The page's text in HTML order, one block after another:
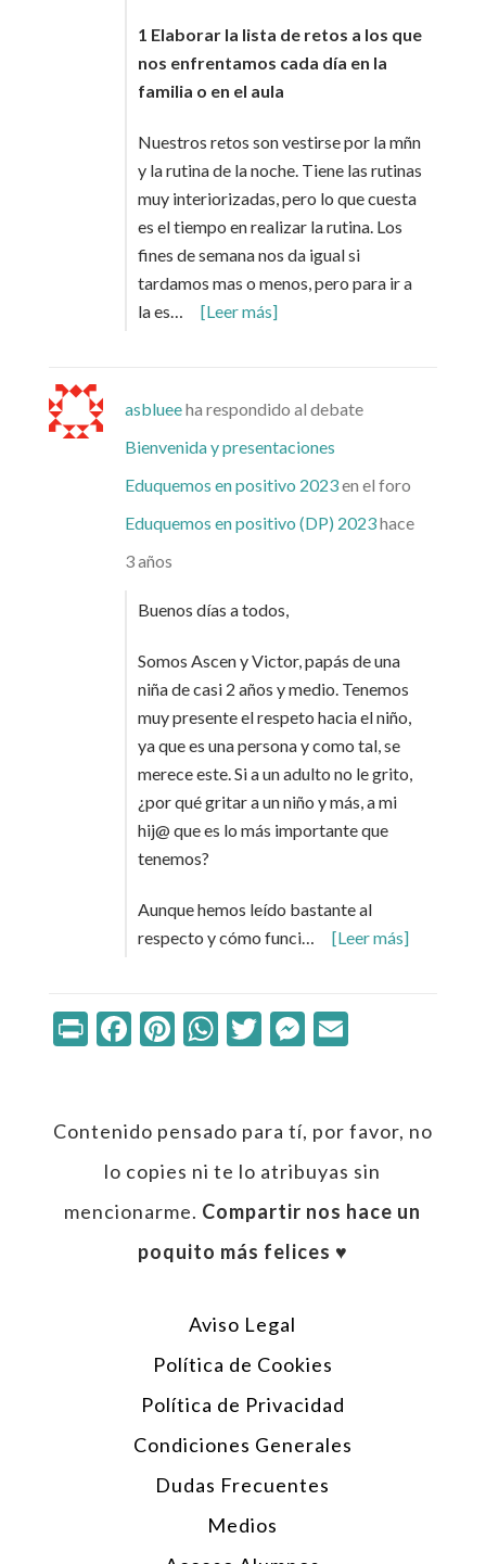
1 Elaborar la lista de retos a los que
nos enfrentamos cada día en la
familia o en el aula
Nuestros retos son vestirse por la mñn
y la rutina de la noche. Tiene las rutinas
muy interiorizadas, pero lo que cuesta
es el tiempo en realizar la rutina. Los
fines de semana nos da igual si
tardamos mas o menos, pero para ir a
la es…
[Leer más]
asblueeha respondido al debate
Bienvenida y presentaciones
Eduquemos en positivo 2023en el foro
Eduquemos en positivo (DP) 2023hace
3 años
Buenos días a todos,
Somos Ascen y Victor, papás de una
niña de casi 2 años y medio. Tenemos
muy presente el respeto hacia el niño,
ya que es una persona y como tal, se
merece este. Si a un adulto no le grito,
¿por qué gritar a un niño y más, a mi
hij@ que es lo más importante que
tenemos?
Aunque hemos leído bastante al
respecto y cómo funci…
[Leer más]
PrintFacebook
Pinterest
WhatsApp
Twitter
Messenger
Email
Contenido pensado para tí, por favor, no
lo copies ni te lo atribuyas sin
mencionarme. Compartir nos hace un
poquito más felices ♥︎
Aviso Legal
Política de Cookies
Política de Privacidad
Condiciones Generales
Dudas Frecuentes
Medios